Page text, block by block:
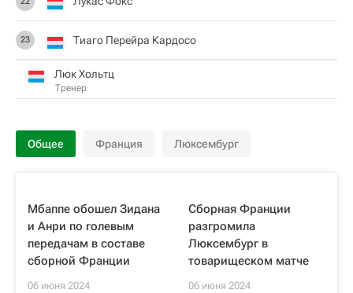
23 Тиаго Перейра Кардосо
Люк Хольтц
Тренер
Общее Франция Люксембург
Мбаппе обошел Зидана
и Анри по голевым
передачам в составе
сборной Франции
06 июня 2024
Сборная Франции
разгромила
Люксембург в
товарищеском матче
06 июня 2024